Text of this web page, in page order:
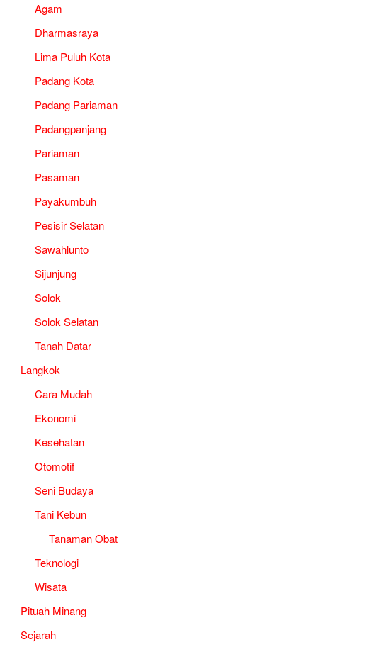
Agam
Dharmasraya
Lima Puluh Kota
Padang Kota
Padang Pariaman
Padangpanjang
Pariaman
Pasaman
Payakumbuh
Pesisir Selatan
Sawahlunto
Sijunjung
Solok
Solok Selatan
Tanah Datar
Langkok
Cara Mudah
Ekonomi
Kesehatan
Otomotif
Seni Budaya
Tani Kebun
Tanaman Obat
Teknologi
Wisata
Pituah Minang
Sejarah